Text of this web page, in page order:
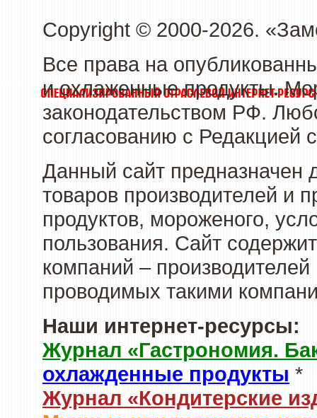
Copyright © 2000-2026.
Все права на
и охлаженные продукты.
законодательством РФ.
согласованию с Редакцией
Данный сайт предназначен
товаров производителей и
продуктов, мороженого,
пользования. Сайт
компаний –
проводимых такими
Наши интернет-ресурсы:
Журнал «Гастрономия.
охлажденные продукты *
Журнал «Кондитерские